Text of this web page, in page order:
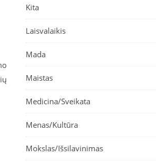
Kita
Laisvalaikis
Mada
Maistas
Medicina/Sveikata
Menas/Kultūra
Mokslas/Išsilavinimas